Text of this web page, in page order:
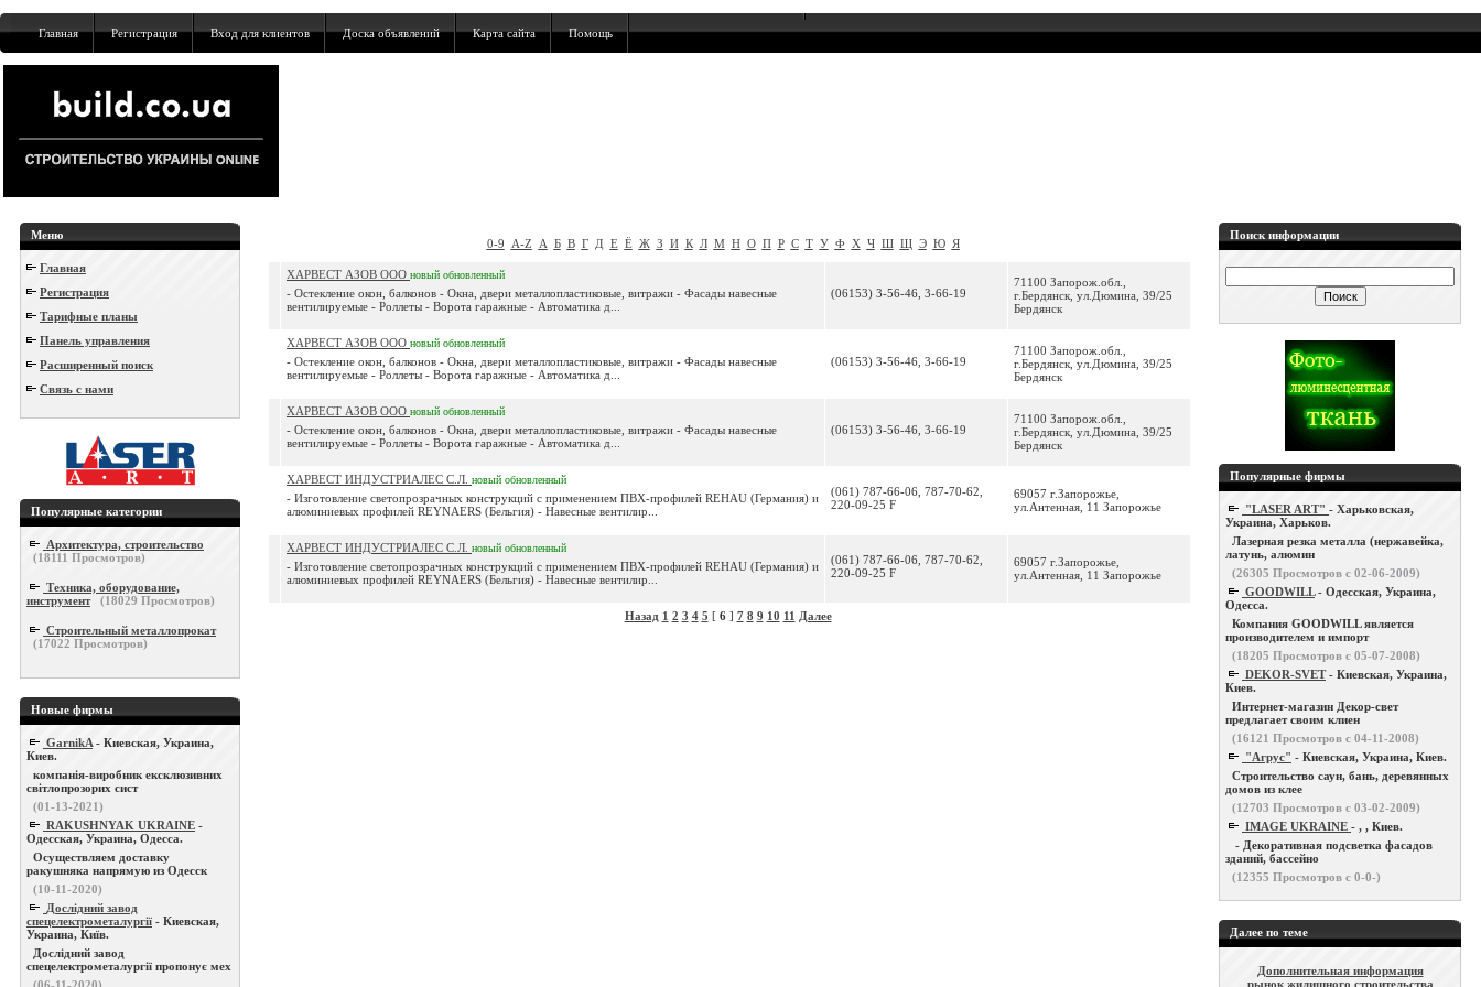
Главная Регистрация Вход для клиентов Доска объявлений Карта сайта Помощь
Меню
Главная
Регистрация
Тарифные планы
Панель управления
Расширенный поиск
Связь с нами
Популярные категории
Архитектура, строительство
(18111 Просмотров)
Техника, оборудование,
инструмент
(18029 Просмотров)
Строительный металлопрокат
(17022 Просмотров)
Новые фирмы
GarnikA - Киевская, Украина,
Киев.
компанія-виробник ексклюзивних
світлопрозорих сист
(01-13-2021)
RAKUSHNYAK UKRAINE -
Одесская, Украина, Одесса.
Осуществляем доставку
ракушняка напрямую из Одесск
(10-11-2020)
Дослідний завод
спецелектрометалургії - Киевская,
Украина, Київ.
Дослідний завод
спецелектрометалургії пропонує мех
0-9 A-Z А Б В Г Д Е Ё Ж З И К Л М Н О П Р С Т У Ф Х Ч Ш Щ Э Ю Я
ХАРВЕСТ АЗОВ ООО новый обновленный
- Остекление окон, балконов - Окна, двери металлопластиковые, витражи - Фасады навесные
вентилируемые - Роллеты - Ворота гаражные - Автоматика д...
(06153) 3-56-46, 3-66-19
71100 Запорож.обл.,
г.Бердянск, ул.Дюмина, 39/25
Бердянск
ХАРВЕСТ АЗОВ ООО новый обновленный
- Остекление окон, балконов - Окна, двери металлопластиковые, витражи - Фасады навесные
вентилируемые - Роллеты - Ворота гаражные - Автоматика д...
(06153) 3-56-46, 3-66-19
71100 Запорож.обл.,
г.Бердянск, ул.Дюмина, 39/25
Бердянск
ХАРВЕСТ АЗОВ ООО новый обновленный
- Остекление окон, балконов - Окна, двери металлопластиковые, витражи - Фасады навесные
вентилируемые - Роллеты - Ворота гаражные - Автоматика д...
(06153) 3-56-46, 3-66-19
71100 Запорож.обл.,
г.Бердянск, ул.Дюмина, 39/25
Бердянск
ХАРВЕСТ ИНДУСТРИАЛЕС С.Л. новый обновленный
- Изготовление светопрозрачных конструкций с применением ПВХ-профилей REHAU (Германия) и
алюминиевых профилей REYNAERS (Бельгия) - Навесные вентилир...
(061) 787-66-06, 787-70-62,
220-09-25 F
69057 г.Запорожье,
ул.Антенная, 11 Запорожье
ХАРВЕСТ ИНДУСТРИАЛЕС С.Л. новый обновленный
- Изготовление светопрозрачных конструкций с применением ПВХ-профилей REHAU (Германия) и
алюминиевых профилей REYNAERS (Бельгия) - Навесные вентилир...
(061) 787-66-06, 787-70-62,
220-09-25 F
69057 г.Запорожье,
ул.Антенная, 11 Запорожье
Назад 1 2 3 4 5 [ 6] 7 8 9 10 11 Далее
Поиск информации
Популярные фирмы
"LASER ART" - Харьковская,
Украина, Харьков.
Лазерная резка металла (нержавейка,
латунь, алюмин
(26305 Просмотров с 02-06-2009)
GOODWILL- Одесская, Украина,
Одесса.
Компания GOODWILL является
производителем и импорт
(18205 Просмотров с 05-07-2008)
DEKOR-SVET- Киевская, Украина,
Киев.
Интернет-магазин Декор-свет
предлагает своим клиен
(16121 Просмотров с 04-11-2008)
"Агрус" - Киевская, Украина, Киев.
Строительство саун, бань, деревянных
домов из клее
(12703 Просмотров с 03-02-2009)
IMAGE UKRAINE - , , Киев.
- Декоративная подсветка фасадов
зданий, бассейно
(12355 Просмотров с 0-0-)
Далее по теме
Дополнительная информация
рынок жилищного строительства